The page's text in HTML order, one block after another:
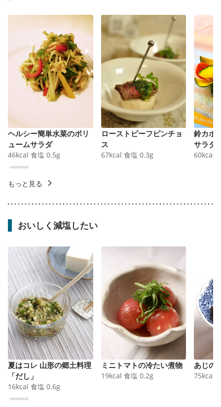
ヘルシー簡単水菜のボリ
ュームサラダ
46kcal 食塩 0.5g
ローストビーフピンチョ
ス
67kcal 食塩 0.3g
鈴カボ
サラダ
60kcal
もっと見る
おいしく減塩したい
夏はコレ 山形の郷土料理
「だし」
16kcal 食塩 0.6g
ミニトマトの冷たい煮物
19kcal 食塩 0.2g
あじの
75kcal